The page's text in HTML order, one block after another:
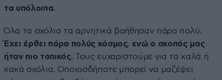
τα υπόλοιπα.
Όλα τα σχόλια τα αρνητικά βοήθησαν πάρα πολύ.
Έχει έρθει πάρα πολύς κόσμος, ενώ ο σκοπός μας
ήταν πιο τοπικός. Τους ευχαριστούμε για τα καλά ή
κακά σχόλια. Οποιοσδήποτε μπορεί να μαζέψει